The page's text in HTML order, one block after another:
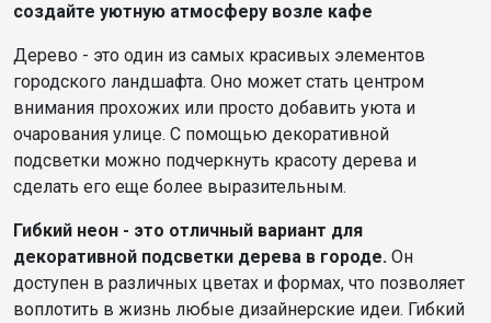
создайте уютную атмосферу возле кафе
Дерево - это один из самых красивых элементов
городского ландшафта. Оно может стать центром
внимания прохожих или просто добавить уюта и
очарования улице. С помощью декоративной
подсветки можно подчеркнуть красоту дерева и
сделать его еще более выразительным.
Гибкий неон - это отличный вариант для
декоративной подсветки дерева в городе. Он
доступен в различных цветах и формах, что позволяет
воплотить в жизнь любые дизайнерские идеи. Гибкий